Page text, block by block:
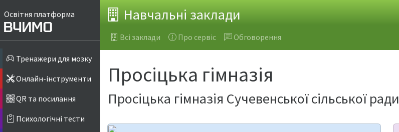
Освітня платформа
Тренажери для мозку
Онлайн-інструменти
QR та посилання
Психологічні тести
Навчальні заклади
Всі заклади Про сервіс Обговорення
Просіцька гімназія
Просіцька гімназія Сучевенської сільської ради